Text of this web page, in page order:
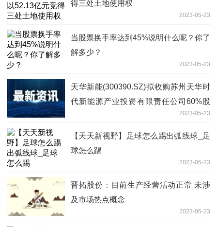
得三处土地使用权
2023-05-23
当股票换手率达到45%说明什么呢？你了
解多少？
2023-05-23
天华新能(300390.SZ)拟收购苏州天华时
代新能源产业投资有限责任公司60%股
2023-05-23
【天天新视野】足球怎么踢出弧线球_足
球怎么踢
2023-05-23
晋拓股份：目前生产经营活动正常 未涉
及市场热点概念
2023-05-23